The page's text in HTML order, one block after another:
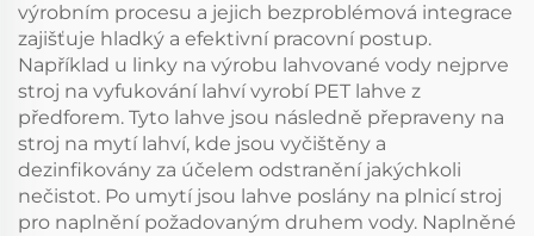
výrobním procesu a jejich bezproblémová integrace
zajišťuje hladký a efektivní pracovní postup.
Například u linky na výrobu lahvované vody nejprve
stroj na vyfukování lahví vyrobí PET lahve z
předforem. Tyto lahve jsou následně přepraveny na
stroj na mytí lahví, kde jsou vyčištěny a
dezinfikovány za účelem odstranění jakýchkoli
nečistot. Po umytí jsou lahve poslány na plnicí stroj
pro naplnění požadovaným druhem vody. Naplněné